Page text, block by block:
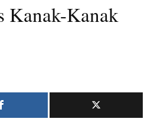
Kanak-Kanak